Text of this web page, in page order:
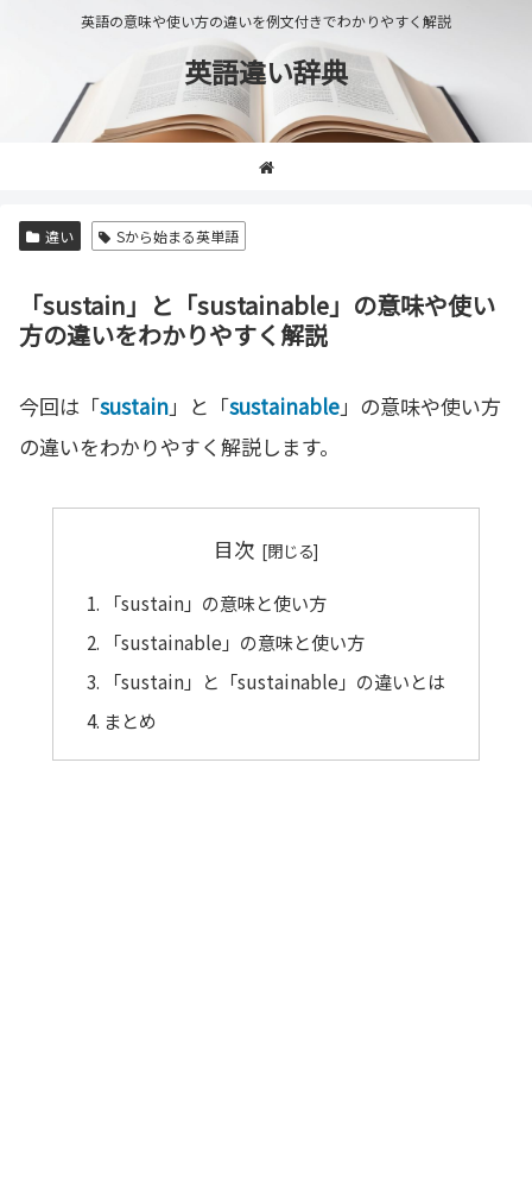
英語の意味や使い方の違いを例文付きでわかりやすく解説
英語違い辞典
違い Sから始まる英単語
「sustain」と「sustainable」の意味や使い
方の違いをわかりやすく解説
今回は「sustain」と「sustainable」の意味や使い方
の違いをわかりやすく解説します。
目次
「sustain」の意味と使い方
「sustainable」の意味と使い方
「sustain」と「sustainable」の違いとは
まとめ